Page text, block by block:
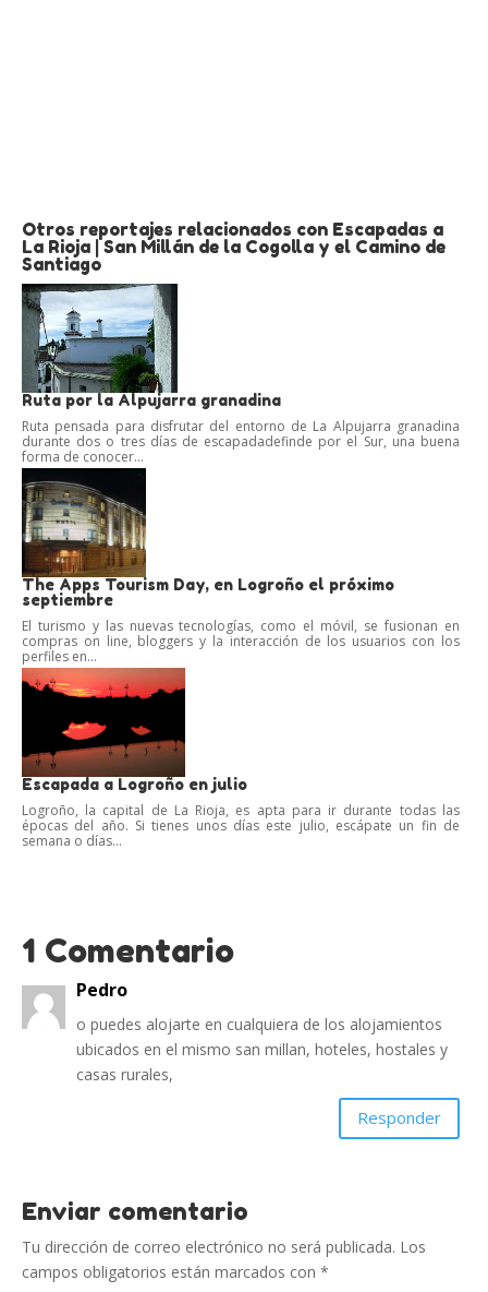
Otros reportajes relacionados con Escapadas a
La Rioja | San Millán de la Cogolla y el Camino de
Santiago
Ruta por la Alpujarra granadina
Ruta pensada para disfrutar del entorno de La Alpujarra granadina
durante dos o tres días de escapadadefinde por el Sur, una buena
forma de conocer...
The Apps Tourism Day, en Logroño el próximo
septiembre
El turismo y las nuevas tecnologías, como el móvil, se fusionan en
compras on line, bloggers y la interacción de los usuarios con los
perfiles en...
Escapada a Logroño en julio
Logroño, la capital de La Rioja, es apta para ir durante todas las
épocas del año. Si tienes unos días este julio, escápate un fin de
semana o días...
1 Comentario
Pedro
o puedes alojarte en cualquiera de los alojamientos
ubicados en el mismo san millan, hoteles, hostales y
casas rurales,
Responder
Enviar comentario
Tu dirección de correo electrónico no será publicada. Los
campos obligatorios están marcados con *